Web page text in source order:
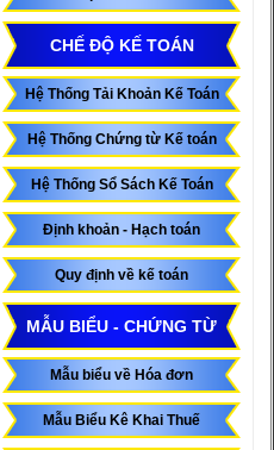
CHẾ ĐỘ KẾ TOÁN
Hệ Thống Tải Khoản Kế Toán
Hệ Thống Chứng từ Kế toán
Hệ Thống Sổ Sách Kế Toán
Định khoản - Hạch toán
Quy định về kế toán
MẪU BIỂU - CHỨNG TỪ
Mẫu biểu về Hóa đơn
Mẫu Biểu Kê Khai Thuế